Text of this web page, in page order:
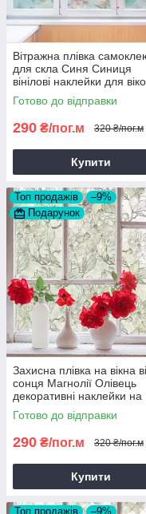
Вітражна плівка
для скла Синя Синиця
вінілові наклейки для
дзеркала 1 пог.м
Готово до відправки
290 ₴/пог.м 320 ₴/пог.м
Купити
Топ продажів
–9%
Подарунок
Захисна плівка на вікна
сонця Магнолії Олівець
декоративні наклейки на
дзеркало вітрину квіти 1
Готово до відправки
290 ₴/пог.м 320 ₴/пог.м
Купити
Топ продажів –9%